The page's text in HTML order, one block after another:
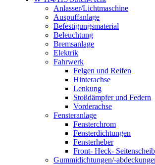
Anlasser/Lichtmaschine
Auspuffanlage
Befestigungsmaterial
Beleuchtung
Bremsanlage
Elektrik
Fahrwerk
Felgen und Reifen
Hinterachse
Lenkung
Stoßdämpfer und Federn
Vorderachse
Fensteranlage
Fensterchrom
Fensterdichtungen
Fensterheber
Front- Heck-
Gummidichtungen/-